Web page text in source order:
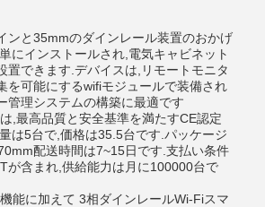
ンと35mmのダインレール装置のおかげ
にインストールされ,電気キャビネット
置できます.デバイスは,リモートモニタ
を可能にするwifiモジュールで装備され
管理システムの構築に最適です
,最高品質と安全基準を満たすCE認定
は5台で,価格は35.5台です.パッケージ
配送時間は7~15日です.支払い条件
が含まれ,供給能力は月に100000台で
能に加えて 3相ダインレールWi-Fiスマ